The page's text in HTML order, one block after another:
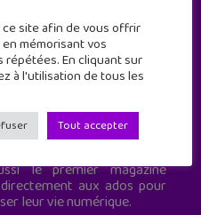
site de culture numérique
le premier magazine
aux ados pour
leur vie numérique.
site afin de vous offrir
mémorisant vos
En cliquant sur
à l'utilisation de tous les
Tout accepter